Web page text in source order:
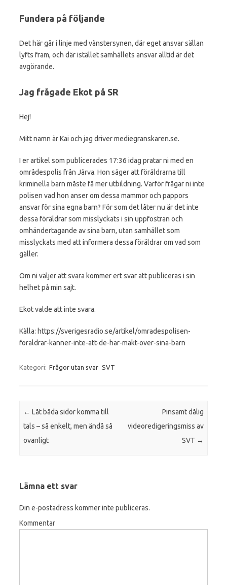
Fundera på följande
Det här går i linje med vänstersynen, där eget ansvar sällan
lyfts fram, och där istället samhällets ansvar alltid är det
avgörande.
Jag frågade Ekot på SR
Hej!
Mitt namn är Kai och jag driver mediegranskaren.se.
I er artikel som publicerades 17:36 idag pratar ni med en
områdespolis från Järva. Hon säger att föräldrarna till
kriminella barn måste få mer utbildning. Varför frågar ni inte
polisen vad hon anser om dessa mammor och pappors
ansvar för sina egna barn? För som det låter nu är det inte
dessa föräldrar som misslyckats i sin uppfostran och
omhändertagande av sina barn, utan samhället som
misslyckats med att informera dessa föräldrar om vad som
gäller.
Om ni väljer att svara kommer ert svar att publiceras i sin
helhet på min sajt.
Ekot valde att inte svara.
Källa: https://sverigesradio.se/artikel/omradespolisen-
foraldrar-kanner-inte-att-de-har-makt-over-sina-barn
Kategori: Frågor utan svar SVT
Inläggsnavigering
← Låt båda sidor komma till
tals – så enkelt, men ändå så
ovanligt
Pinsamt dålig
videoredigeringsmiss av
SVT →
Lämna ett svar
Din e-postadress kommer inte publiceras.
Kommentar